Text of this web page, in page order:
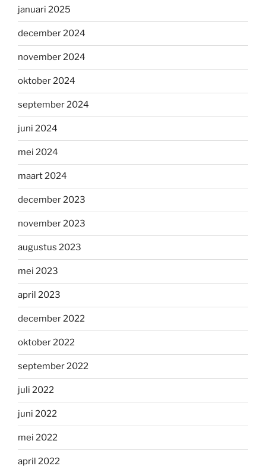
januari 2025
december 2024
november 2024
oktober 2024
september 2024
juni 2024
mei 2024
maart 2024
december 2023
november 2023
augustus 2023
mei 2023
april 2023
december 2022
oktober 2022
september 2022
juli 2022
juni 2022
mei 2022
april 2022